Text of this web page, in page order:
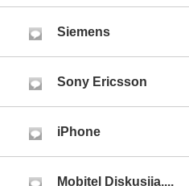
Siemens
Sony Ericsson
iPhone
Mobitel Diskusija....